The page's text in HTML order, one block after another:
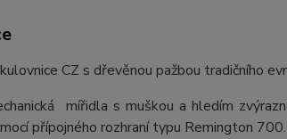
CZ s dřevěnou pažbou tradičního
mířidla s muškou a hledím
přípojného rozhraní typu Remington 700.